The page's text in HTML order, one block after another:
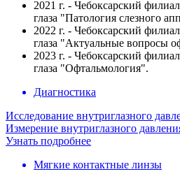
2021 г. - Чебоксарский
глаза "Патология слезного
2022 г. - Чебоксарский
глаза "Актуальные вопросы
2023 г. - Чебоксарский
глаза "Офтальмология".
Диагностика
Исследование внутриглазного
Измерение внутриглазного
Узнать подробнее
Мягкие контактные линзы